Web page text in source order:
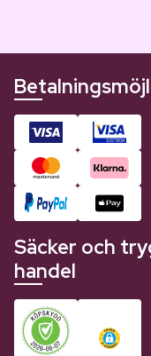
Säcker och
handel